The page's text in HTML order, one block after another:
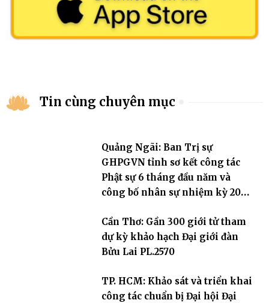
Tin cùng chuyên mục
Quảng Ngãi: Ban Trị sự
GHPGVN tỉnh sơ kết công tác
Phật sự 6 tháng đầu năm và
công bố nhân sự nhiệm kỳ 2026
Cần Thơ: Gần 300 giới tử tham
dự kỳ khảo hạch Đại giới đàn
Bửu Lai PL.2570
TP. HCM: Khảo sát và triển khai
công tác chuẩn bị Đại hội Đại